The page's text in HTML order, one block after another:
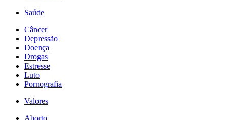
Saúde
Câncer
Depressão
Doença
Drogas
Estresse
Luto
Pornografia
Valores
Aborto